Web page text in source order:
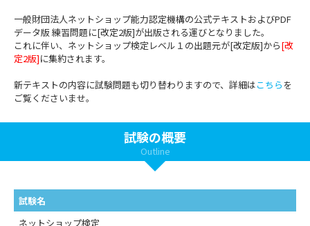
一般財団法人ネットショップ能力認定機構の公式テキストおよびPDF
データ版 練習問題に[改定2版]が出版される運びとなりました。
これに伴い、ネットショップ検定レベル１の出題元が[改定版]から[改
定2版]に集約されます。
新テキストの内容に試験問題も切り替わりますので、詳細はこちら を
ご覧くださいませ。
試験の概要
Outline
試験名
ネットショップ検定